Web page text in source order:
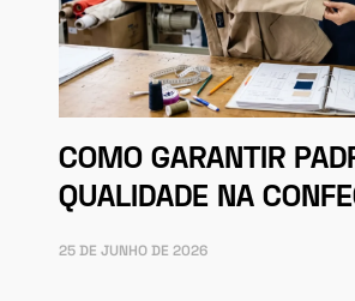
COMO GARANTIR
QUALIDADE NA
25 DE JUNHO DE 2026